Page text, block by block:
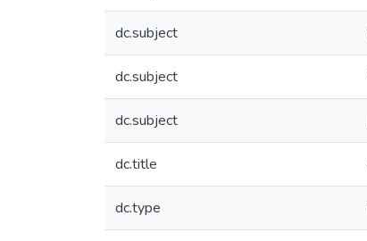
dc.subject
dc.subject
dc.subject
dc.title
dc.type